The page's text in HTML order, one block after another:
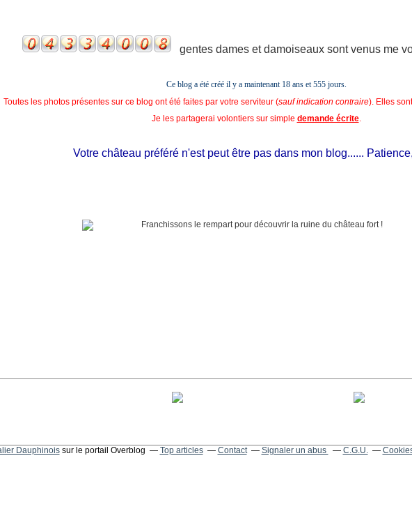
gentes dames et damoiseaux sont venus me
Ce blog a été créé il y a maintenant 18 ans et555 jours.
Toutes les photos présentes sur ce blog ont été faites par votre serviteur (sauf indication contraire). Elles
Je les partagerai volontiers sur simple demande écrite.
Votre château préféré n'est peut être pas dans mon blog......
Dauphinoissur le portail Overblog Top articles Contact Signaler un abus C.G.U.